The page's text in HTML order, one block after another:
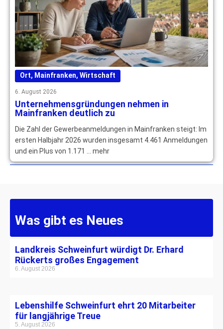
Ort, Mainfranken, Wirtschaft
6. August 2026
Unternehmensgründungen nehmen in
Mainfranken deutlich zu
Die Zahl der Gewerbeanmeldungen in Mainfranken steigt: Im
ersten Halbjahr 2026 wurden insgesamt 4.461 Anmeldungen
und ein Plus von 1.171 … mehr
Was gibt es Neues
Landkreis Schweinfurt würdigt Dr. Erhard
Rückerts großes Engagement
6. August 2026
Lebenshilfe Schweinfurt ehrt 20 Mitarbeiter
für langjährige Treue
5. August 2026